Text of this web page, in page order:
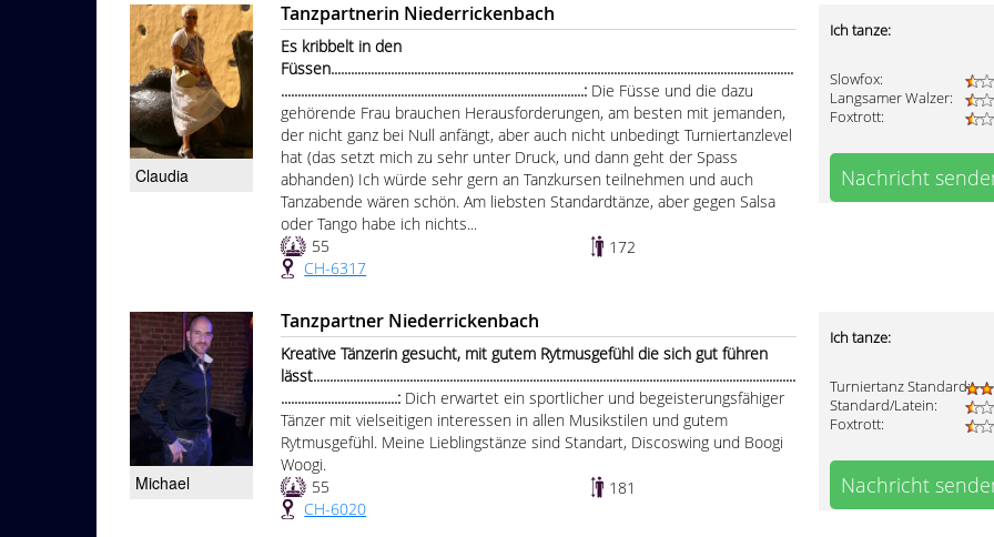
Claudia
Tanzpartnerin Niederrickenbach
Es kribbelt in den
Füssen...........................................................................................................................................
...........................................................................................: Die Füsse und die dazu
gehörende Frau brauchen Herausforderungen, am besten mit jemanden,
der nicht ganz bei Null anfängt, aber auch nicht unbedingt Turniertanzlevel
hat (das setzt mich zu sehr unter Druck, und dann geht der Spass
abhanden) Ich würde sehr gern an Tanzkursen teilnehmen und auch
Tanzabende wären schön. Am liebsten Standardtänze, aber gegen Salsa
oder Tango habe ich nichts...
55
172
CH-6317
Ich tanze:
Slowfox:
Langsamer Walzer:
Foxtrott:
Nachricht
Michael
Tanzpartner Niederrickenbach
Kreative Tänzerin gesucht, mit gutem Rytmusgefühl die sich gut führen
lässt.................................................................................................................................................
...................................: Dich erwartet ein sportlicher und begeisterungsfähiger
Tänzer mit vielseitigen interessen in allen Musikstilen und gutem
Rytmusgefühl. Meine Lieblingstänze sind Standart, Discoswing und Boogi
Woogi.
55
181
CH-6020
Ich tanze:
Turniertanz Standard:
Standard/Latein:
Foxtrott:
Nachricht